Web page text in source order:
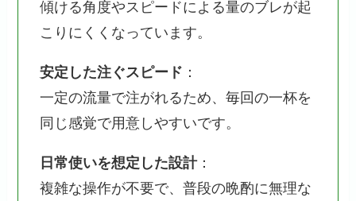
傾ける角度やスピードによる量のブレが起
こりにくくなっています。
安定した注ぐスピード ：
一定の流量で注がれるため、毎回の一杯を
同じ感覚で用意しやすいです。
日常使いを想定した設計：
複雑な操作が不要で、普段の晩酌に無理な